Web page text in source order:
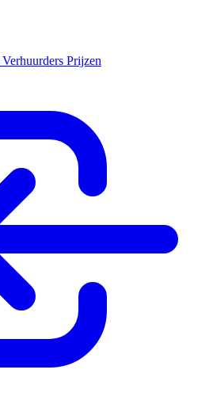
Verhuurders Prijzen